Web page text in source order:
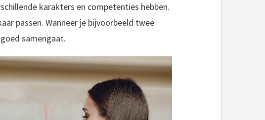
karakters en competenties hebben.
passen. Wanneer je bijvoorbeeld twee
samengaat.